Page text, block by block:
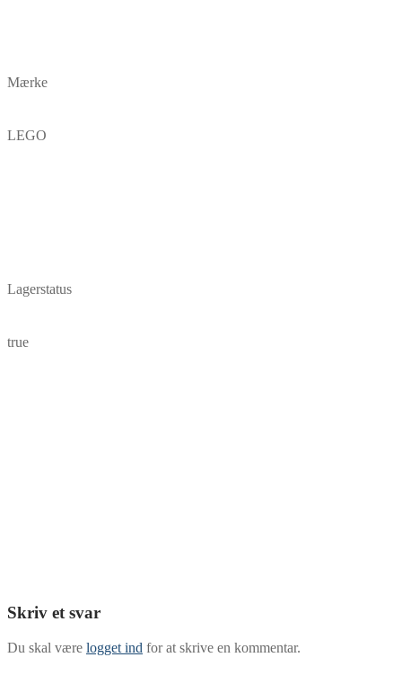
Mærke
LEGO
Lagerstatus
true
Skriv et svar
Du skal være logget ind for at skrive en kommentar.